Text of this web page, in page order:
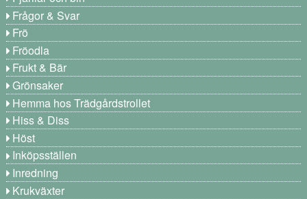
Frågor & Svar
Frö
Fröodla
Frukt & Bär
Grönsaker
Hemma hos Trädgårdstrollet
Hiss & Diss
Höst
Inköpsställen
Inredning
Krukväxter